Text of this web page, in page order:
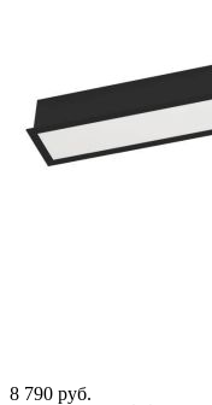
8 790 руб.